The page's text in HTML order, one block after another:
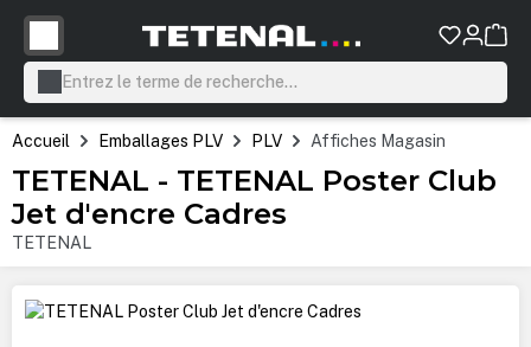
principal
Accueil Emballages PLV PLV Affiches Magasin
TETENAL - TETENAL Poster Club
Jet d'encre Cadres
TETENAL
Ignorer la galerie d'images